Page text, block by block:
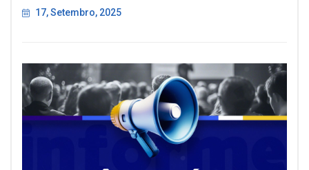
17, Setembro, 2025